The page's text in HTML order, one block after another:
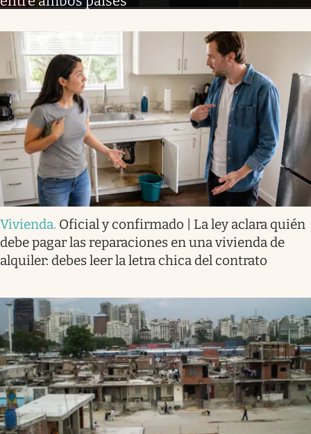
Vivienda. Oficial y confirmado | La ley aclara quién
debe pagar las reparaciones en una vivienda de
alquiler: debes leer la letra chica del contrato